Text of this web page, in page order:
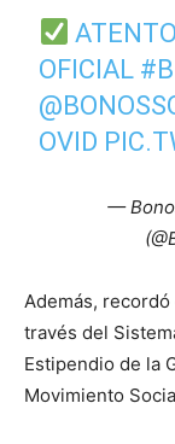
OFICIAL
OVID
—
Además,
través del
Estipendio de la
Movimiento